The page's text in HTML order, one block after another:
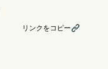
リンクをコピー